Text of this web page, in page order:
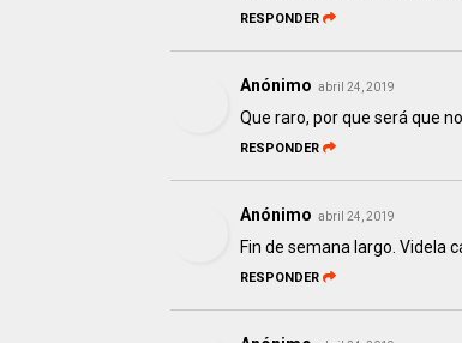
RESPONDER
Anónimo abril 24, 2019
Que raro, por que será que
RESPONDER
Anónimo abril 24, 2019
Fin de semana largo. Videla
RESPONDER